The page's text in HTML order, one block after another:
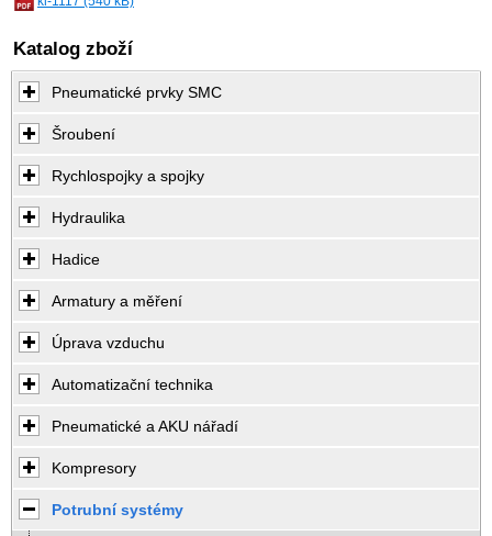
Katalog zboží
Pneumatické prvky SMC
Šroubení
Rychlospojky a spojky
Hydraulika
Hadice
Armatury a měření
Úprava vzduchu
Automatizační technika
Pneumatické a AKU nářadí
Kompresory
Potrubní systémy